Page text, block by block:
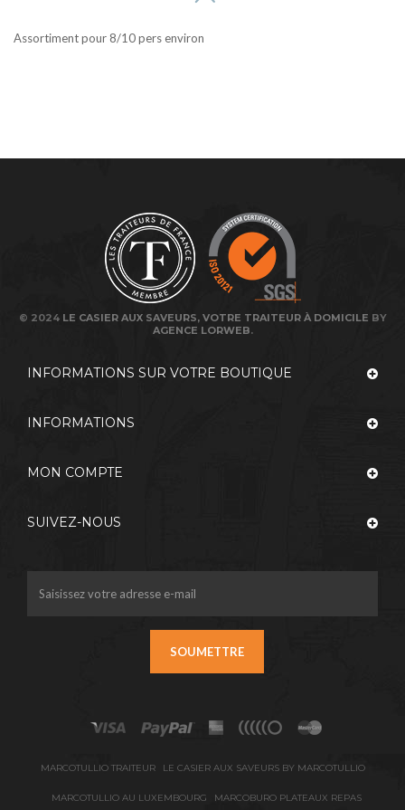
Assortiment pour 8/10 pers environ
© 2024 LE CASIER AUX SAVEURS, VOTRE TRAITEUR À DOMICILE BY
AGENCE LORWEB.
INFORMATIONS SUR VOTRE BOUTIQUE
INFORMATIONS
MON COMPTE
SUIVEZ-NOUS
SOUMETTRE
MARCOTULLIO TRAITEUR LE CASIER AUX SAVEURS BY MARCOTULLIO
MARCOTULLIO AU LUXEMBOURG MARCOBURO PLATEAUX REPAS